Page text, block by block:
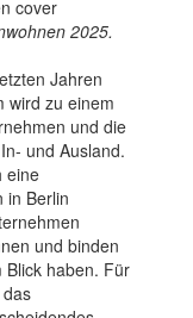
2025.
Jahren
wird zu einem
und die
und Ausland.
eine
in Berlin
und binden
Blick haben. Für